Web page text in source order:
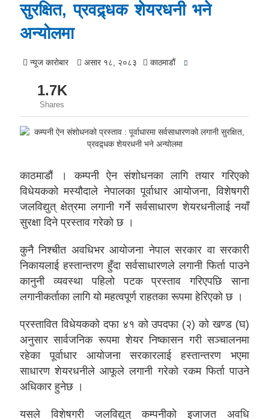
सुरक्षित, प्रवद्र्धक शेयरधनी भने
अन्योलमा
न्यूज काराेबार असार १८, २०८३ काठमाडाैं
1.7K
Shares
काठमाडौं । कम्पनी ऐन संशोधनका लागि तयार गरिएको
विधेयकको मस्यौदाले नेपालका पूर्वाधार आयोजना, विशेषगरी
जलविद्युत् क्षेत्रमा लगानी गर्ने सर्वसाधारण शेयरधनीलाई नयाँ
सुरक्षा दिने प्रस्ताव गरेको छ ।
कुनै निश्चीत अवधिभर आयोजना नेपाल सरकार वा सरकारी
निकायलाई हस्तान्तरण हुँदा सर्वसाधारणले लगानी फिर्ता पाउने
कानुनी व्यवस्था पहिलो पटक प्रस्ताव गरिएपछि साना
लगानीकर्ताका लागि यो महत्वपूर्ण राहतका रूपमा हेरिएको छ ।
प्रस्तावित विधेयकको दफा ४१ को उपदफा (२) को खण्ड (घ)
अनुसार सार्वजनिक रूपमा शेयर निष्कासन गरी सञ्चालनमा
रहेका पूर्वाधार आयोजना सरकारलाई हस्तान्तरण भएमा
साधारण शेयरधनीले आफूले लगानी गरेको रकम फिर्ता पाउने
अधिकार हुनेछ ।
यसले विशेषगरी जलविद्युत् कम्पनीको इजाजत अवधि